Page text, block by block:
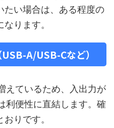
たい場合は、ある程度の
ります。
A/USB-Cなど）
えているため、入出力が
利便性に直結します。確
りです。